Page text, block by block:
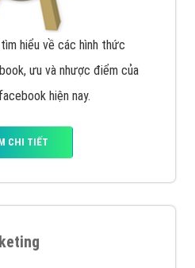
hiểu về các hình thức
ưu và nhược điểm của
hiện nay.
CHI TIẾT